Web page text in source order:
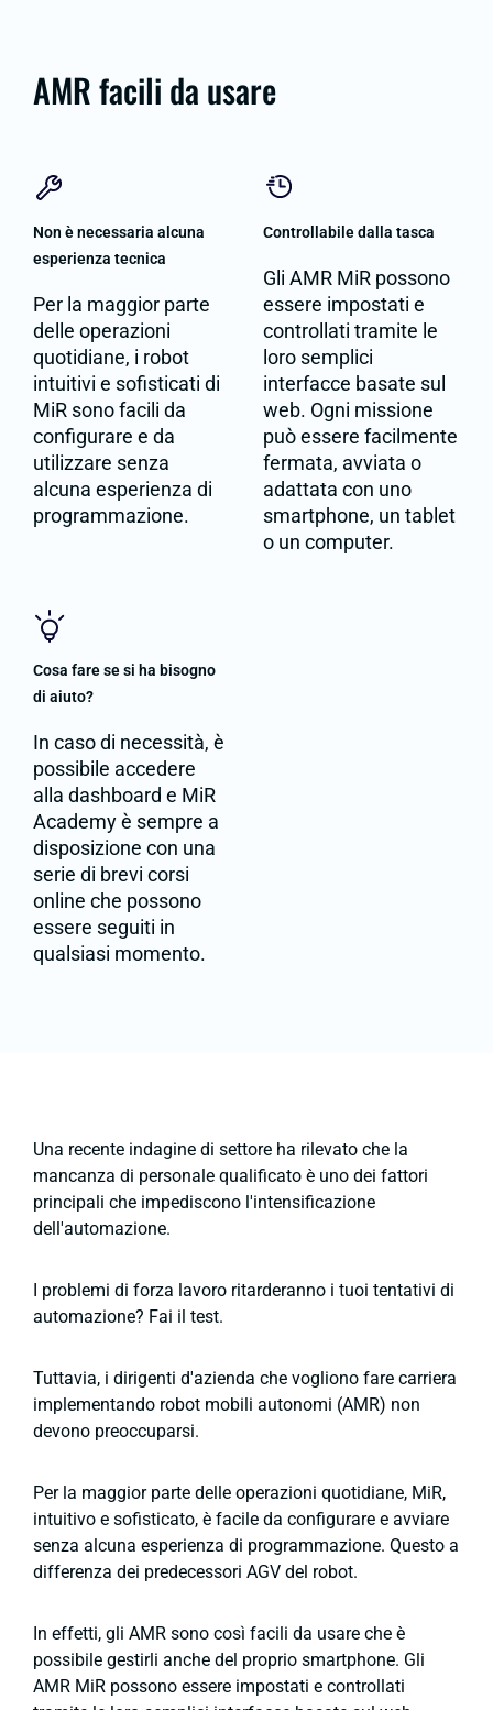
AMR facili da usare
Non è necessaria alcuna
esperienza tecnica
Per la maggior parte
delle operazioni
quotidiane, i robot
intuitivi e sofisticati di
MiR sono facili da
configurare e da
utilizzare senza
alcuna esperienza di
programmazione.
Controllabile dalla tasca
Gli AMR MiR possono
essere impostati e
controllati tramite le
loro semplici
interfacce basate sul
web. Ogni missione
può essere facilmente
fermata, avviata o
adattata con uno
smartphone, un tablet
o un computer.
Cosa fare se si ha bisogno
di aiuto?
In caso di necessità, è
possibile accedere
alla dashboard e MiR
Academy è sempre a
disposizione con una
serie di brevi corsi
online che possono
essere seguiti in
qualsiasi momento.
Una recente indagine di settore ha rilevato che la
mancanza di personale qualificato è uno dei fattori
principali che impediscono l'intensificazione
dell'automazione.
I problemi di forza lavoro ritarderanno i tuoi tentativi di
automazione? Fai il test.
Tuttavia, i dirigenti d'azienda che vogliono fare carriera
implementando robot mobili autonomi (AMR) non
devono preoccuparsi.
Per la maggior parte delle operazioni quotidiane, MiR,
intuitivo e sofisticato, è facile da configurare e avviare
senza alcuna esperienza di programmazione. Questo a
differenza dei predecessori AGV del robot.
In effetti, gli AMR sono così facili da usare che è
possibile gestirli anche del proprio smartphone. Gli
AMR MiR possono essere impostati e controllati